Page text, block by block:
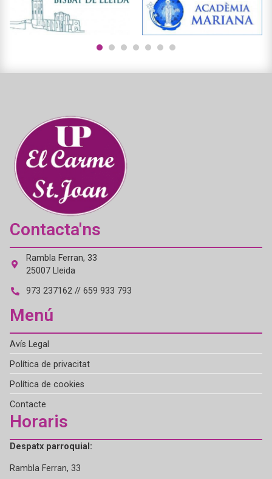
Contacta'ns
Rambla Ferran, 33
25007 Lleida
973 237162 // 659 933 793
Menú
Avís Legal
Política de privacitat
Política de cookies
Contacte
Horaris
Despatx parroquial:
Rambla Ferran, 33